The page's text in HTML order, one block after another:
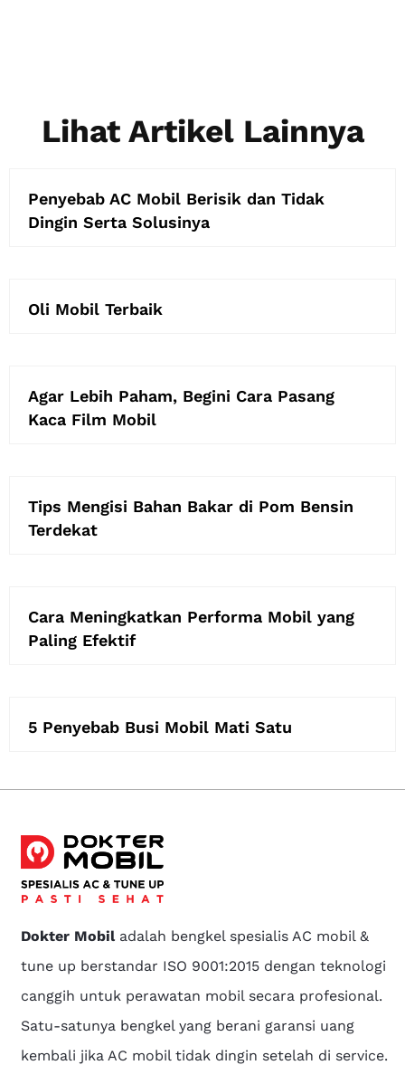
Lihat Artikel Lainnya
Penyebab AC Mobil Berisik dan Tidak
Dingin Serta Solusinya
Oli Mobil Terbaik
Agar Lebih Paham, Begini Cara Pasang
Kaca Film Mobil
Tips Mengisi Bahan Bakar di Pom Bensin
Terdekat
Cara Meningkatkan Performa Mobil yang
Paling Efektif
5 Penyebab Busi Mobil Mati Satu
Dokter Mobiladalah bengkel spesialis AC mobil &
tune up berstandar ISO 9001:2015 dengan teknologi
canggih untuk perawatan mobil secara profesional.
Satu-satunya bengkel yang berani garansi uang
kembali jika AC mobil tidak dingin setelah di service.